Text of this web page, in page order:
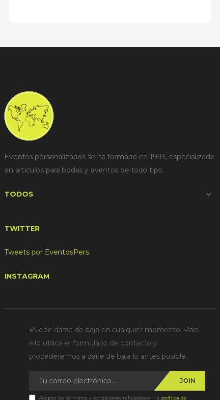
Eventos personalizados se ha formado en 1993, especializado
en articulos para bodas y eventos de todo tipo.
TODOS 
TWITTER
Tweets por EventosPers
INSTAGRAM
Puede darse de baja en cualquier momento. Para
ello utilice el formulario de contacto y
procederemos a darle de baja lo antes posible.
JOIN
Acepto los términos y condiciones reflejados en la política de